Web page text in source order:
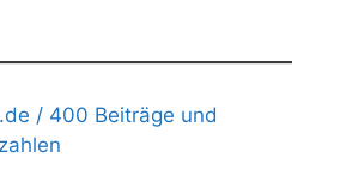
/ 400 Beiträge und